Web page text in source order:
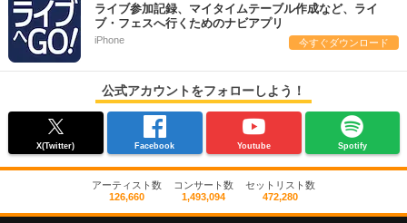
ライブ参加記録、マイタイムテーブル作成など、ライ
ブ・フェスへ行くためのナビアプリ
iPhone 今すぐダウンロード
公式アカウントをフォローしよう！
X(Twitter) Facebook Youtube Spotify
アーティスト数
126,660
コンサート数
1,493,094
セットリスト数
472,280